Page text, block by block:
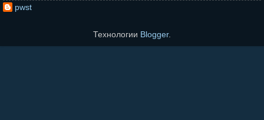
pwst
Технологии Blogger.